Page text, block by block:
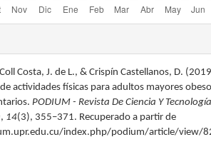
Costa, J. de L., & Crispín Castellanos, D.
actividades físicas para adultos mayores
PODIUM - Revista De Ciencia Y
, 14(3), 355–371. Recuperado a partir de
index.php/podium/article/view/